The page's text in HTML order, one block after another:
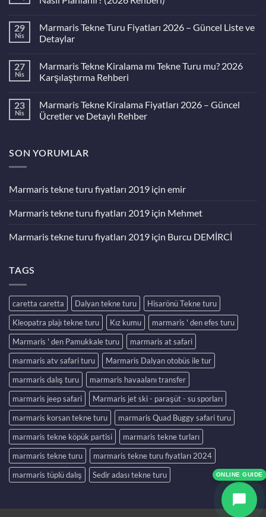
Marmaris
Tekne
Kiralama
Bir
Gün
Nasıl
Rehberi)
29
Nis
Marmaris Tekne Turu Fiyatları 2026 – Güncel Liste ve
Detaylar
Marmaris
Tekne
Turu
–
Güncel
Liste
27
Nis
Marmaris Tekne Kiralama mı Tekne Turu mu? 2026
Karşılaştırma Rehberi
Marmaris
Tekne
Kiralama
mu?
2026
23
Nis
Marmaris Tekne Kiralama Fiyatları 2026 – Güncel
Ücretler ve Detaylı Rehber
Tekne
Kiralama
Güncel
Detaylı
SON YORUMLAR
Marmaris tekne turu fiyatları 2019 için emir
Marmaris tekne turu fiyatları 2019 için Mehmet
Marmaris tekne turu fiyatları 2019 için Burcu DEMİRCİ
TAGS
caretta caretta Dalyan tekne turu
Hisarönü Tekne turu
Kleopatra plajı tekne turu
Kız kumu
marmaris ' den efes turu
Marmaris ' den Pamukkale turu
marmaris at safari
marmaris atv safari turu
Marmaris Dalyan otobüs ile tur
marmaris dalış turu
marmaris havaalanı transfer
marmaris jeep safari
Marmaris jet ski - paraşüt - su sporları
marmaris korsan tekne turu
marmaris Quad Buggy safari turu
marmaris tekne köpük partisi
marmaris tekne turları
marmaris tekne turu
marmaris tekne turu fiyatları 2024
marmaris tüplü dalış
Sedir adası tekne turu ONLINE GUIDE